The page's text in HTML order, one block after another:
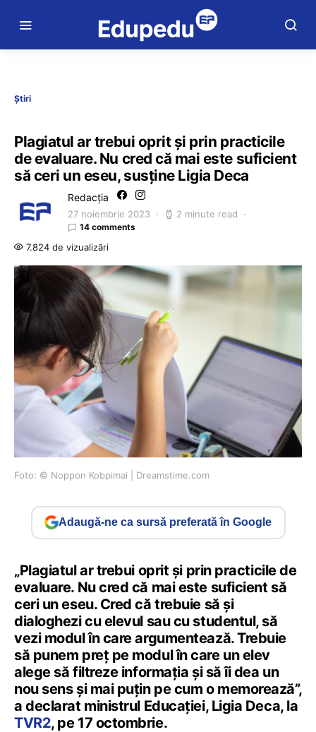
Știri
Plagiatul ar trebui oprit și prin practicile
de evaluare. Nu cred că mai este suficient
să ceri un eseu, susține Ligia Deca
Redacția
27 noiembrie 2023 2 minute read
14 comments
7.824 de vizualizări
Foto: © Noppon Kobpimai | Dreamstime.com
Adaugă-ne ca sursă preferată în Google
„Plagiatul ar trebui oprit și prin practicile de
evaluare. Nu cred că mai este suficient să
ceri un eseu. Cred că trebuie să și
dialoghezi cu elevul sau cu studentul, să
vezi modul în care argumentează. Trebuie
să punem preț pe modul în care un elev
alege să filtreze informația și să îi dea un
nou sens și mai puțin pe cum o memorează”,
a declarat ministrul Educației, Ligia Deca, la
TVR2, pe 17 octombrie.